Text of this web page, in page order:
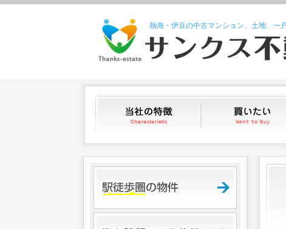
熱海・伊豆の中古マンション、土地、一
当社の特徴